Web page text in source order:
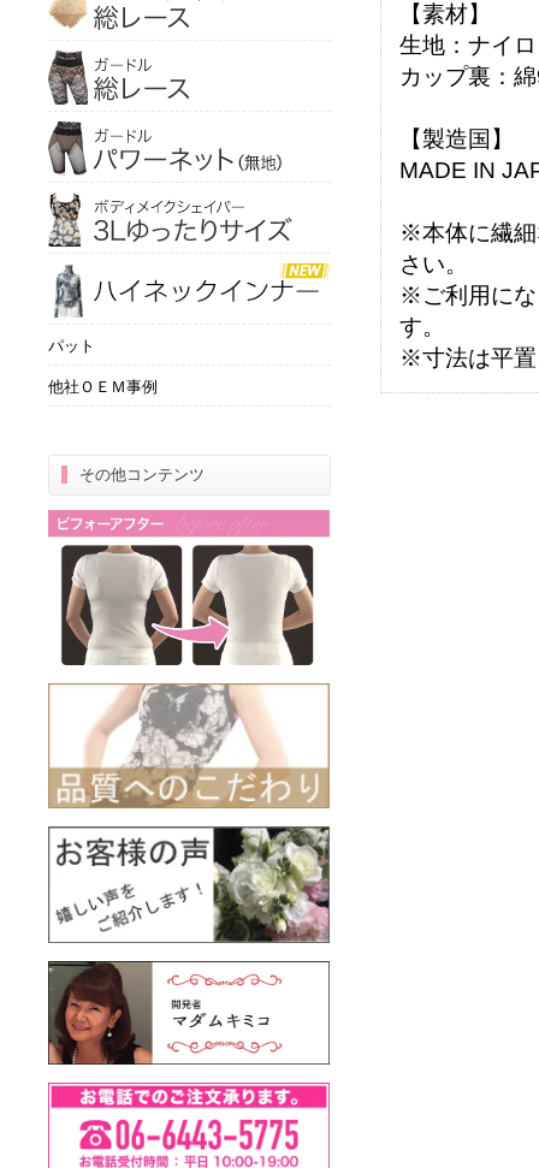
パット
他社ＯＥＭ事例
その他コンテンツ
【素材】
生地：ナイ
カップ裏：
【製造国】
MADE IN
※本体に繊細
さい。
※ご利用にな
す。
※寸法は平